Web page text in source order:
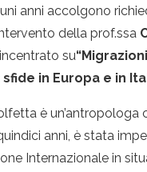
anni accolgono
della prof.ssa
incentrato su
sfide in Europa e in
è un’antropologa
anni, è stata
Internazionale in